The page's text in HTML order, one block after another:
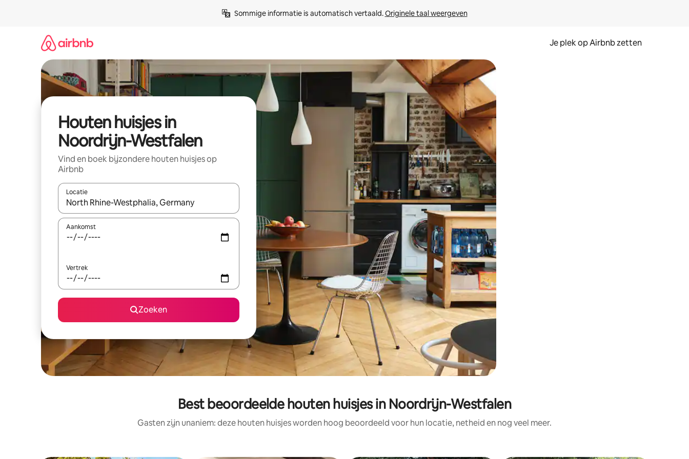
Sommige informatie is automatisch vertaald. Originele taal weergeven
Je plek op Airbnb zetten
Houten huisjes in
Noordrijn-Westfalen
Vind en boek bijzondere houten huisjes op
Airbnb
Locatie
Wanneer er resultaten beschikbaar zijn, maak je een keuze met je de pijltjestoetsen omhoog en omlaag, óf door te tikken of swipen.
Aankomst
Vertrek
Zoeken
Best beoordeelde houten huisjes in Noordrijn-Westfalen
Gasten zijn unaniem: deze houten huisjes worden hoog beoordeeld voor hun locatie, netheid en nog veel meer.